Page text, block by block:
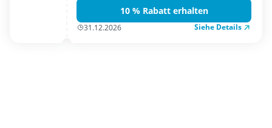
10 % Rabatt erhalten
31.12.2026 Siehe Details